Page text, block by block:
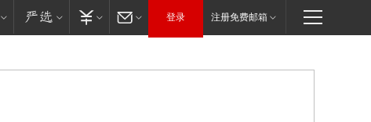
登录 注册免费邮箱